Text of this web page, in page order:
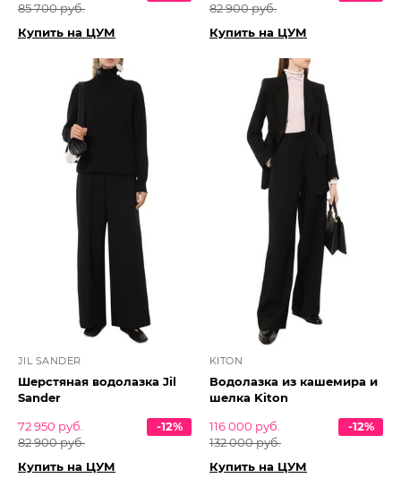
85 700 руб.
Купить на ЦУМ
82 900 руб.
Купить на ЦУМ
JIL SANDER
Шерстяная водолазка Jil
Sander
72 950 руб.
82 900 руб.
-12%
Купить на ЦУМ
KITON
Водолазка из кашемира и
шелка Kiton
116 000 руб.
132 000 руб.
-12%
Купить на ЦУМ